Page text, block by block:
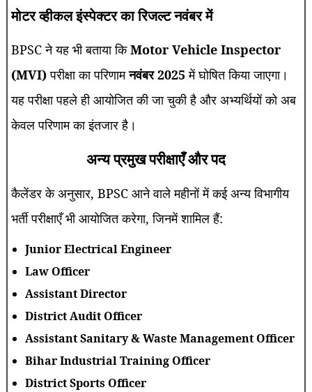
मोटर व्हीकल इंस्पेक्टर का रिजल्ट नवंबर में
BPSC ने यह भी बताया किMotor Vehicle Inspector
(MVI)परीक्षा का परिणामनवंबर 2025 में घोषित किया जाएगा।
यह परीक्षा पहले ही आयोजित की जा चुकी है और अभ्यर्थियों को अब
केवल परिणाम का इंतजार है।
अन्य प्रमुख परीक्षाएँ और पद
कैलेंडर के अनुसार, BPSC आने वाले महीनों में कई अन्य विभागीय
भर्ती परीक्षाएँ भी आयोजित करेगा, जिनमें शामिल हैं:
Junior Electrical Engineer
Law Officer
Assistant Director
District Audit Officer
Assistant Sanitary & Waste Management Officer
Bihar Industrial Training Officer
District Sports Officer